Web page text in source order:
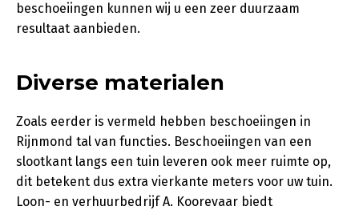
beschoeiingen kunnen wij u een zeer duurzaam
resultaat aanbieden.
Diverse materialen
Zoals eerder is vermeld hebben beschoeiingen in
Rijnmond tal van functies. Beschoeiingen van een
slootkant langs een tuin leveren ook meer ruimte op,
dit betekent dus extra vierkante meters voor uw tuin.
Loon- en verhuurbedrijf A. Koorevaar biedt